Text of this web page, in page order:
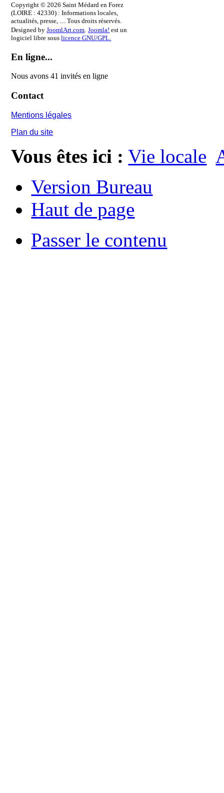
Copyright © 2026 Saint Médard en Forez
(LOIRE : 42330) : Informations locales,
actualités, presse, .... Tous droits réservés.
Designed byJoomlArt.com Joomla! est un
logiciel libre souslicence GNU/GPL.
En ligne...
Nous avons 41 invités en ligne
Contact
Mentions légales
Plan du site
Vous êtes ici : Vie locale
Version Bureau
Haut de page
Passer le contenu